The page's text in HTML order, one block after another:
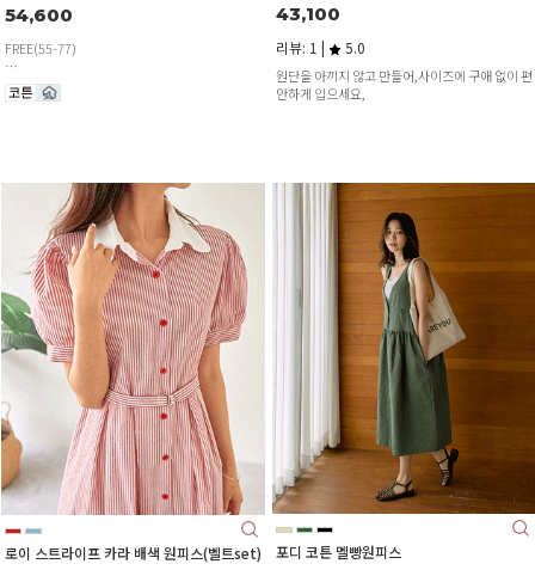
54,600
FREE(55-77)
43,100
리뷰: 1 | 5.0
원단을 아끼지 않고 만들어,사이즈에 구애 없이 편
안하게 입으세요,
로이 스트라이프 카라 배색 원피스(벨트set)
포디 코튼 멜빵원피스